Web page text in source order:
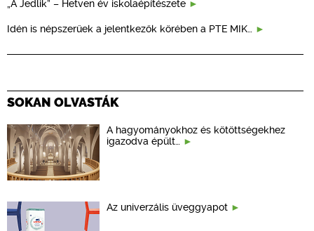
„A Jedlik” – Hetven év iskolaépítészete
Idén is népszerűek a jelentkezők körében a PTE MIK…
SOKAN OLVASTÁK
A hagyományokhoz és kötöttségekhez
igazodva épült…
Az univerzális üveggyapot